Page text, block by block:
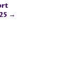
→